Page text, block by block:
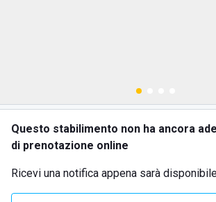
Questo stabilimento non ha ancora
di prenotazione online
Ricevi una notifica appena sarà